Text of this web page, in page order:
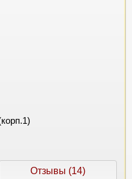
Отзывы (14)